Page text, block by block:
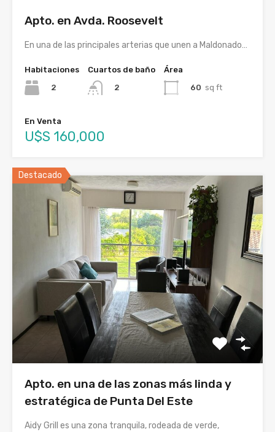
Apto. en Avda. Roosevelt
En una de las principales arterias que unen a Maldonado…
Habitaciones
2
Cuartos de baño
2
Área
60 sq ft
En Venta
U$S 160,000
Destacado
Apto. en una de las zonas más linda y
estratégica de Punta Del Este
Aidy Grill es una zona tranquila, rodeada de verde,